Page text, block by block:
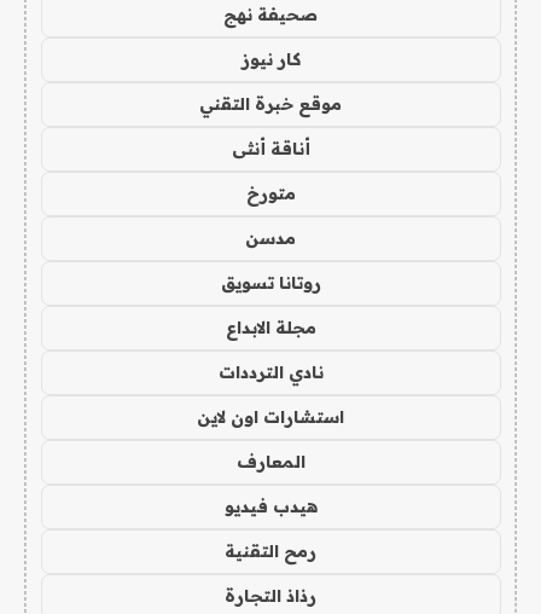
صحيفة نهج
كار نيوز
موقع خبرة التقني
أناقة أنثى
متورخ
مدسن
روتانا تسويق
مجلة الابداع
نادي الترددات
استشارات اون لاين
المعارف
هيدب فيديو
رمح التقنية
رذاذ التجارة